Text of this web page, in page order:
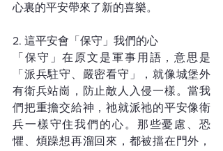
心裏的平安帶來了新的喜樂。
2. 這平安會「保守」我們的心
「保守」在原文是軍事用語，意思是
「派兵駐守、嚴密看守」，就像城堡外
有衛兵站崗，防止敵人入侵一樣。當我
們把重擔交給神，祂就派祂的平安像衛
兵一樣守住我們的心。那些憂慮、恐
懼、煩躁想再溜回來，都被擋在門外，